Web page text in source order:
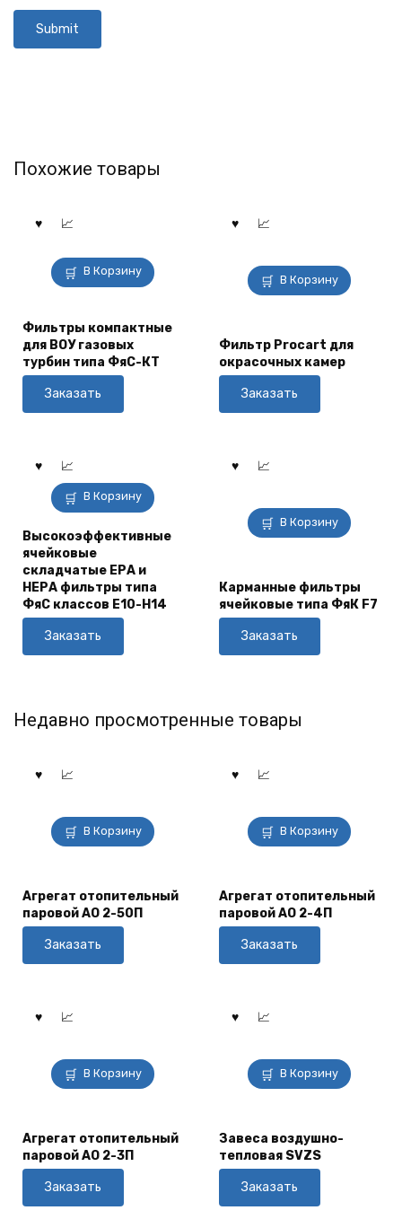
Похожие товары
В Корзину
Фильтры компактные
для ВОУ газовых
турбин типа ФяС-КТ
Заказать
В Корзину
Фильтр Procart для
окрасочных камер
Заказать
В Корзину
Высокоэффективные
ячейковые
складчатые ЕРА и
НЕРА фильтры типа
ФяС классов Е10-Н14
Заказать
В Корзину
Карманные фильтры
ячейковые типа ФяК F7
Заказать
Недавно просмотренные товары
В Корзину
Агрегат отопительный
паровой АО 2-50П
Заказать
В Корзину
Агрегат отопительный
паровой АО 2-4П
Заказать
В Корзину
Агрегат отопительный
паровой АО 2-3П
Заказать
В Корзину
Завеса воздушно-
тепловая SVZS
Заказать